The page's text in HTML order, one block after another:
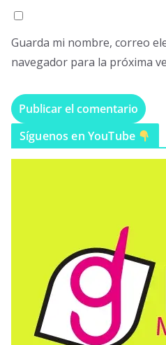
Guarda mi nombre, correo
navegador para la próxima
Síguenos en YouTube